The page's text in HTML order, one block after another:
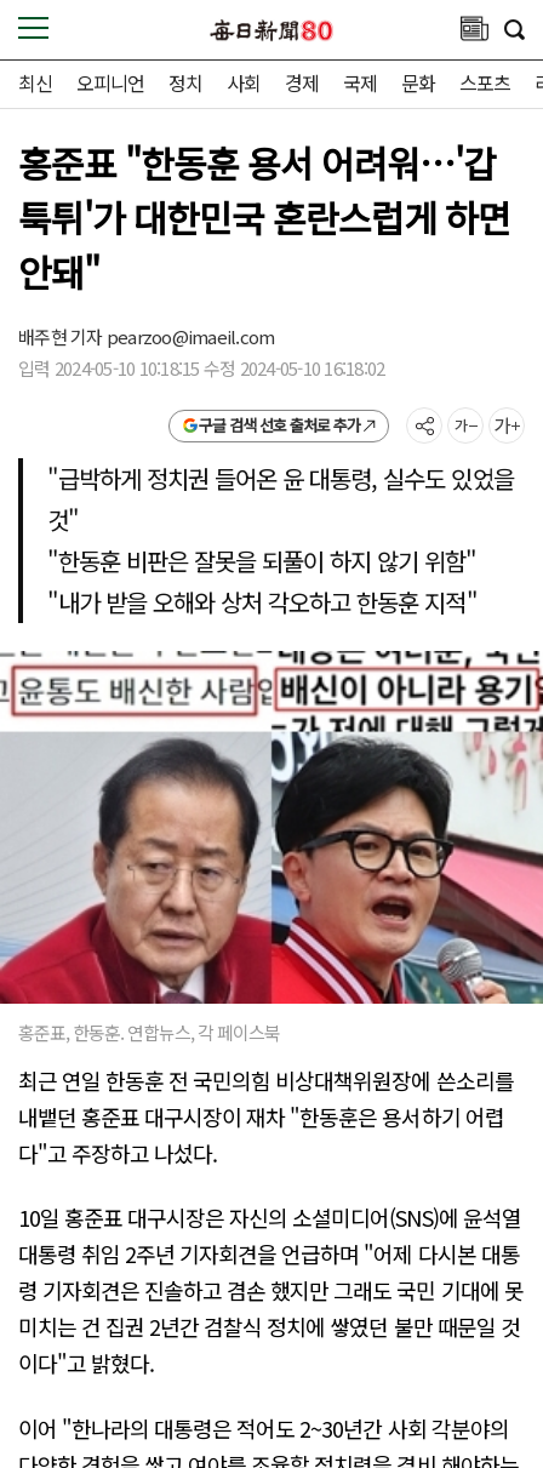
최신 오피니언 정치 사회 경제 국제 문화 스포츠
홍준표 "한동훈 용서 어려워…'갑
툭튀'가 대한민국 혼란스럽게 하면
안돼"
배주현 기자pearzoo@imaeil.com
입력 2024-05-10 10:18:15 수정 2024-05-10 16:18:02
구글 검색 선호 출처로 추가
"급박하게 정치권 들어온 윤 대통령, 실수도 있었을
것"
"한동훈 비판은 잘못을 되풀이 하지 않기 위함"
"내가 받을 오해와 상처 각오하고 한동훈 지적"
홍준표, 한동훈. 연합뉴스, 각 페이스북
최근 연일 한동훈 전 국민의힘 비상대책위원장에 쓴소리를
내뱉던 홍준표 대구시장이 재차 "한동훈은 용서하기 어렵
다"고 주장하고 나섰다.
10일 홍준표 대구시장은 자신의 소셜미디어(SNS)에 윤석열
대통령 취임 2주년 기자회견을 언급하며 "어제 다시본 대통
령 기자회견은 진솔하고 겸손 했지만 그래도 국민 기대에 못
미치는 건 집권 2년간 검찰식 정치에 쌓였던 불만 때문일 것
이다"고 밝혔다.
이어 "한나라의 대통령은 적어도 2~30년간 사회 각분야의